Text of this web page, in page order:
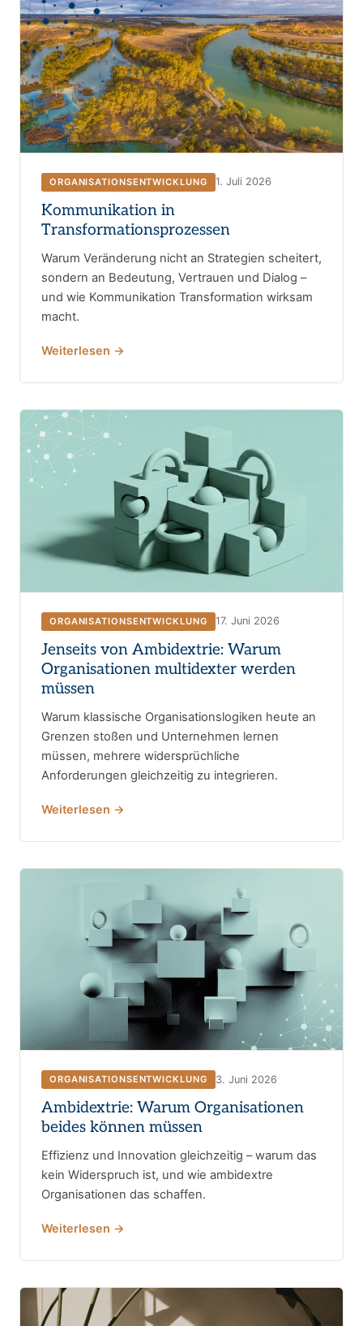
ORGANISATIONSENTWICKLUNG 1. Juli 2026
Kommunikation in
Transformationsprozessen
Warum Veränderung nicht an Strategien scheitert,
sondern an Bedeutung, Vertrauen und Dialog –
und wie Kommunikation Transformation wirksam
macht.
Weiterlesen →
ORGANISATIONSENTWICKLUNG 17. Juni 2026
Jenseits von Ambidextrie: Warum
Organisationen multidexter werden
müssen
Warum klassische Organisationslogiken heute an
Grenzen stoßen und Unternehmen lernen
müssen, mehrere widersprüchliche
Anforderungen gleichzeitig zu integrieren.
Weiterlesen →
ORGANISATIONSENTWICKLUNG 3. Juni 2026
Ambidextrie: Warum Organisationen
beides können müssen
Effizienz und Innovation gleichzeitig – warum das
kein Widerspruch ist, und wie ambidextre
Organisationen das schaffen.
Weiterlesen →